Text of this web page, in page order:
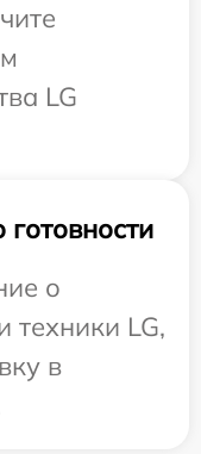
LG
о
техники LG,
в